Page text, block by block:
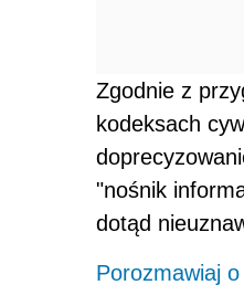
Zgodnie z
kodeksach
"nośnik
dotąd
Porozmawiaj